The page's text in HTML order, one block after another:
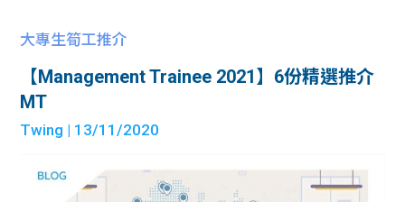
大專生筍工推介
【Management Trainee 2021】6份精選推介
MT
Twing | 13/11/2020